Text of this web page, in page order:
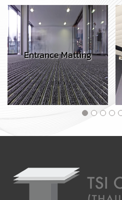
Entrance Matting